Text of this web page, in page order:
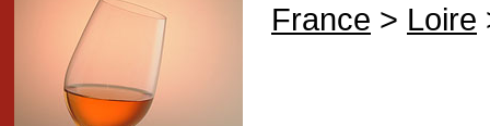
France > Loire